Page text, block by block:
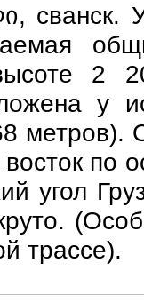
сванск.
2
у
метров).
по
угол
трассе).